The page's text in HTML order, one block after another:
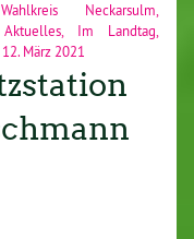
Wahlkreis Neckarsulm
Aktuelles Im Landtag
12. März 2021